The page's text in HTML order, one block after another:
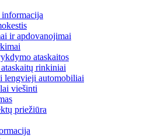
ir apdovanojimai
ataskaitos
rinkiniai
lengvieji automobiliai
viešinti
priežiūra